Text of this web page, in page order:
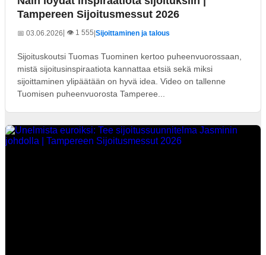
Tampereen Sijoitusmessut 2026
📅 03.06.2026| 👁️ 1 555 Sijoittaminen ja talous
Sijoituskoutsi Tuomas Tuominen kertoo puheenvuorossaan,
mistä sijoitusinspiraatiota kannattaa etsiä sekä miksi
sijoittaminen ylipäätään on hyvä idea. Video on tallenne
Tuomisen puheenvuorosta Tamperee...